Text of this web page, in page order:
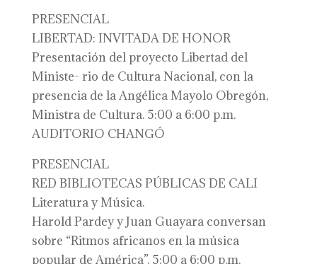
PRESENCIAL
LIBERTAD: INVITADA DE HONOR
Presentación del proyecto Libertad del
Ministe- rio de Cultura Nacional, con la
presencia de la Angélica Mayolo Obregón,
Ministra de Cultura. 5:00 a 6:00 p.m.
AUDITORIO CHANGÓ
PRESENCIAL
RED BIBLIOTECAS PÚBLICAS DE CALI
Literatura y Música.
Harold Pardey y Juan Guayara conversan
sobre “Ritmos africanos en la música
popular de América”. 5:00 a 6:00 p.m.